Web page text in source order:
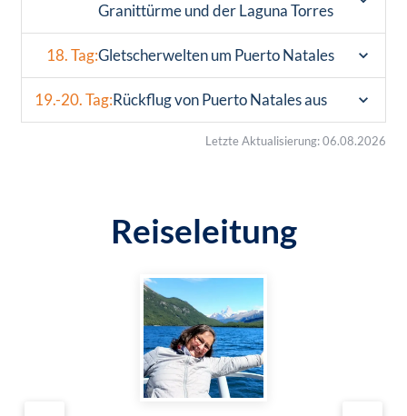
Granittürme und der Laguna Torres
18. Tag:Gletscherwelten um Puerto Natales
19.-20. Tag:Rückflug von Puerto Natales aus
Letzte Aktualisierung: 06.08.2026
Reiseleitung